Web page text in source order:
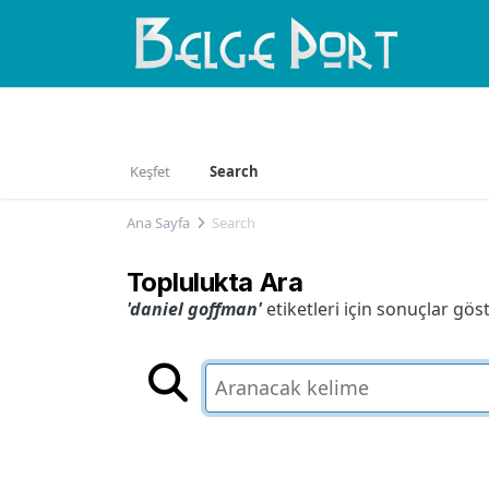
Keşfet Search
Ana Sayfa Search
Toplulukta Ara
'daniel goffman'etiketleri için sonuçlar